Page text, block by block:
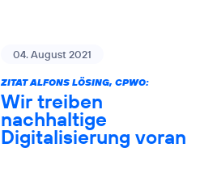
04. August 2021
ZITAT ALFONS LÖSING, CPWO:
Wir treiben
nachhaltige
Digitalisierung voran